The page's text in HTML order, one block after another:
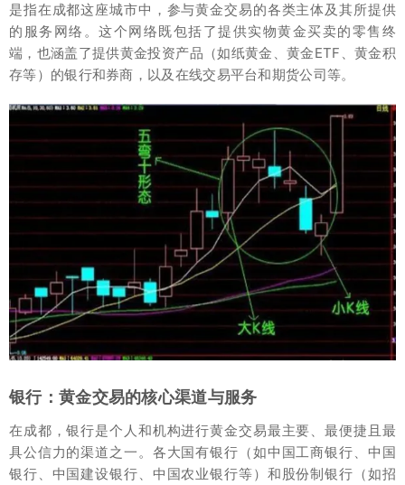
是指在成都这座城市中，参与黄金交易的各类主体及其所提供
的服务网络。这个网络既包括了提供实物黄金买卖的零售终
端，也涵盖了提供黄金投资产品（如纸黄金、黄金ETF、黄金积
存等）的银行和券商，以及在线交易平台和期货公司等。
银行：黄金交易的核心渠道与服务
在成都，银行是个人和机构进行黄金交易最主要、最便捷且最
具公信力的渠道之一。各大国有银行（如中国工商银行、中国
银行、中国建设银行、中国农业银行等）和股份制银行（如招